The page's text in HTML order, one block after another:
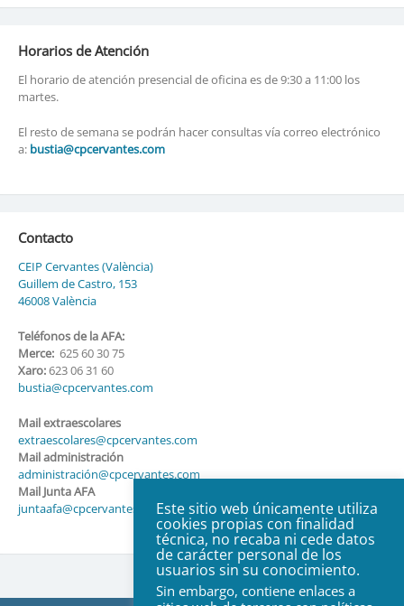
Horarios de Atención
El horario de atención presencial de oficina es de 9:30 a 11:00 los
martes.
El resto de semana se podrán hacer consultas vía correo electrónico
a: bustia@cpcervantes.com
Contacto
CEIP Cervantes (València)
Guillem de Castro, 153
46008 València
Teléfonos de la AFA:
Merce:625 60 30 75
Xaro:623 06 31 60
bustia@cpcervantes.com
Mail extraescolares
extraescolares@cpcervantes.com
Mail administración
administración@cpcervantes.com
Mail Junta AFA
juntaafa@cpcervantes.comEste sitio web únicamente utiliza
cookies propias con finalidad
técnica, no recaba ni cede datos
de carácter personal de los
usuarios sin su conocimiento.
Sin embargo, contiene enlaces a